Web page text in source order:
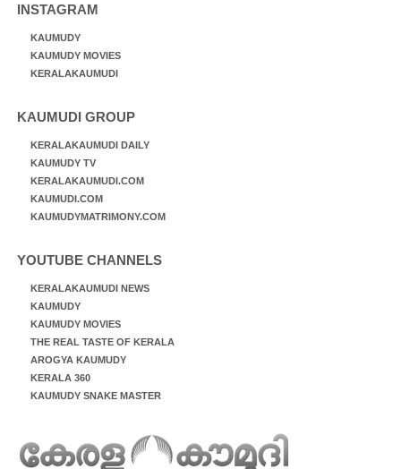
INSTAGRAM
KAUMUDY
KAUMUDY MOVIES
KERALAKAUMUDI
KAUMUDI GROUP
KERALAKAUMUDI DAILY
KAUMUDY TV
KERALAKAUMUDI.COM
KAUMUDI.COM
KAUMUDYMATRIMONY.COM
YOUTUBE CHANNELS
KERALAKAUMUDI NEWS
KAUMUDY
KAUMUDY MOVIES
THE REAL TASTE OF KERALA
AROGYA KAUMUDY
KERALA 360
KAUMUDY SNAKE MASTER